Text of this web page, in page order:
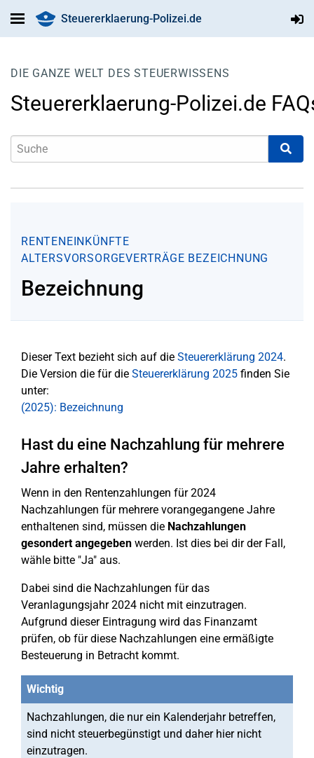
Steuererklaerung-Polizei.de
DIE GANZE WELT DES STEUERWISSENS
Steuererklaerung-Polizei.de
RENTENEINKÜNFTE
ALTERSVORSORGEVERTRÄGE BEZEICHNUNG
Bezeichnung
Dieser Text bezieht sich auf die Steuererklärung 2024.
Die Version die für die Steuererklärung 2025 finden Sie
unter:
(2025): Bezeichnung
Hast du eine Nachzahlung für mehrere
Jahre erhalten?
Wenn in den Rentenzahlungen für 2024
Nachzahlungen für mehrere vorangegangene Jahre
enthaltenen sind, müssen die Nachzahlungen
gesondert angegeben werden. Ist dies bei dir der Fall,
wähle bitte "Ja" aus.
Dabei sind die Nachzahlungen für das
Veranlagungsjahr 2024 nicht mit einzutragen.
Aufgrund dieser Eintragung wird das Finanzamt
prüfen, ob für diese Nachzahlungen eine ermäßigte
Besteuerung in Betracht kommt.
Wichtig
Nachzahlungen, die nur ein Kalenderjahr betreffen,
sind nicht steuerbegünstigt und daher hier nicht
einzutragen.